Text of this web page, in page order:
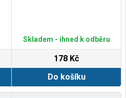
Skladem - ihned k odběru
178 Kč
Do košíku